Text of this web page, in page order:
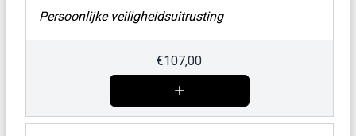
Persoonlijke veiligheidsuitrusting
€107,00